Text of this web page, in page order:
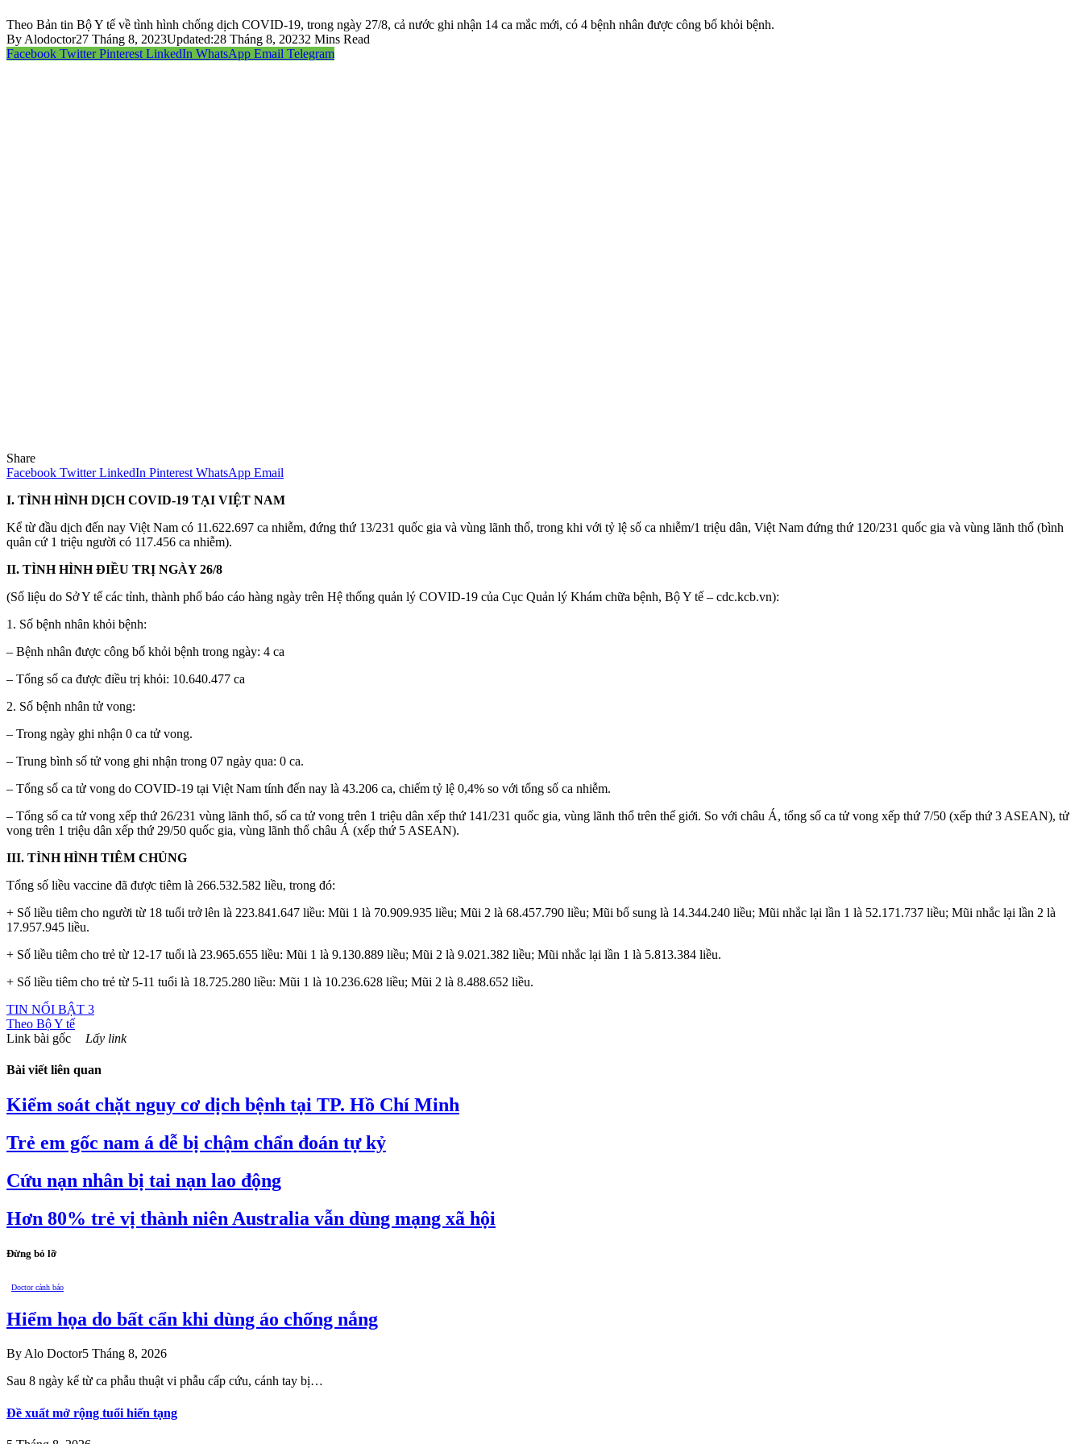
Theo Bản tin Bộ Y tế về tình hình chống dịch COVID-19, trong ngày 27/8, cả nước ghi nhận 14 ca mắc mới, có 4 bệnh nhân được công bố khỏi bệnh.
By Alodoctor27 Tháng 8, 2023Updated:28 Tháng 8, 20232 Mins Read
Facebook Twitter Pinterest LinkedIn WhatsApp Email Telegram
Share
Facebook Twitter LinkedIn Pinterest WhatsApp Email
I. TÌNH HÌNH DỊCH COVID-19 TẠI VIỆT NAM
Kể từ đầu dịch đến nay Việt Nam có 11.622.697 ca nhiễm, đứng thứ 13/231 quốc gia và vùng lãnh thổ, trong khi với tỷ lệ số ca nhiễm/1 triệu dân, Việt Nam đứng thứ 120/231 quốc gia và vùng lãnh thổ (bình
quân cứ 1 triệu người có 117.456 ca nhiễm).
II. TÌNH HÌNH ĐIỀU TRỊ NGÀY 26/8
(Số liệu do Sở Y tế các tỉnh, thành phố báo cáo hàng ngày trên Hệ thống quản lý COVID-19 của Cục Quản lý Khám chữa bệnh, Bộ Y tế – cdc.kcb.vn):
1. Số bệnh nhân khỏi bệnh:
– Bệnh nhân được công bố khỏi bệnh trong ngày: 4 ca
– Tổng số ca được điều trị khỏi: 10.640.477 ca
2. Số bệnh nhân tử vong:
– Trong ngày ghi nhận 0 ca tử vong.
– Trung bình số tử vong ghi nhận trong 07 ngày qua: 0 ca.
– Tổng số ca tử vong do COVID-19 tại Việt Nam tính đến nay là 43.206 ca, chiếm tỷ lệ 0,4% so với tổng số ca nhiễm.
– Tổng số ca tử vong xếp thứ 26/231 vùng lãnh thổ, số ca tử vong trên 1 triệu dân xếp thứ 141/231 quốc gia, vùng lãnh thổ trên thế giới. So với châu Á, tổng số ca tử vong xếp thứ 7/50 (xếp thứ 3 ASEAN), tử
vong trên 1 triệu dân xếp thứ 29/50 quốc gia, vùng lãnh thổ châu Á (xếp thứ 5 ASEAN).
III. TÌNH HÌNH TIÊM CHỦNG
Tổng số liều vaccine đã được tiêm là 266.532.582 liều, trong đó:
+ Số liều tiêm cho người từ 18 tuổi trở lên là 223.841.647 liều: Mũi 1 là 70.909.935 liều; Mũi 2 là 68.457.790 liều; Mũi bổ sung là 14.344.240 liều; Mũi nhắc lại lần 1 là 52.171.737 liều; Mũi nhắc lại lần 2 là
17.957.945 liều.
+ Số liều tiêm cho trẻ từ 12-17 tuổi là 23.965.655 liều: Mũi 1 là 9.130.889 liều; Mũi 2 là 9.021.382 liều; Mũi nhắc lại lần 1 là 5.813.384 liều.
+ Số liều tiêm cho trẻ từ 5-11 tuổi là 18.725.280 liều: Mũi 1 là 10.236.628 liều; Mũi 2 là 8.488.652 liều.
TIN NỔI BẬT 3
Theo Bộ Y tế
Link bài gốc
Lấy link
Bài viết liên quan
Kiểm soát chặt nguy cơ dịch bệnh tại TP. Hồ Chí Minh
Trẻ em gốc nam á dễ bị chậm chẩn đoán tự kỷ
Cứu nạn nhân bị tai nạn lao động
Hơn 80% trẻ vị thành niên Australia vẫn dùng mạng xã hội
Đừng bỏ lỡ
Doctor cảnh báo
Hiểm họa do bất cẩn khi dùng áo chống nắng
By Alo Doctor5 Tháng 8, 2026
Sau 8 ngày kể từ ca phẫu thuật vi phẫu cấp cứu, cánh tay bị…
Đề xuất mở rộng tuổi hiến tạng